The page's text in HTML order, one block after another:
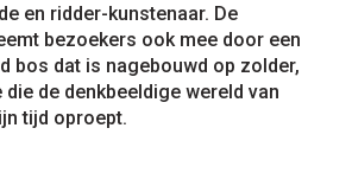
en ridder-kunstenaar. De
bezoekers ook mee door een
bos dat is nagebouwd op zolder,
die de denkbeeldige wereld van
tijd oproept.